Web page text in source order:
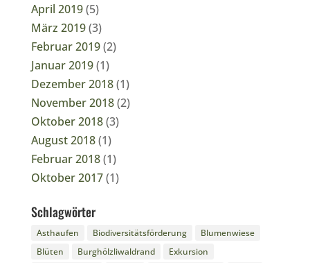
April 2019(5)
März 2019(3)
Februar 2019(2)
Januar 2019(1)
Dezember 2018(1)
November 2018(2)
Oktober 2018(3)
August 2018(1)
Februar 2018(1)
Oktober 2017(1)
Schlagwörter
Asthaufen Biodiversitätsförderung
Blumenwiese
Blüten
Burghölzliwaldrand
Exkursion